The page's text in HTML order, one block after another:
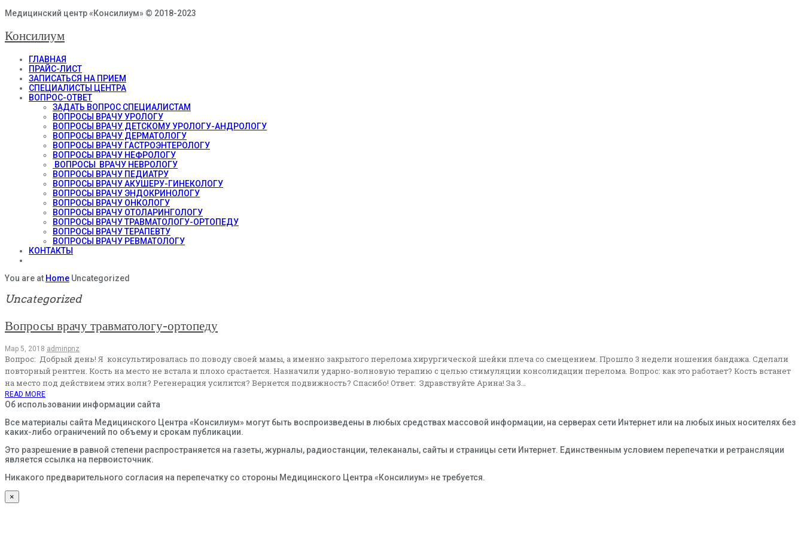
Медицинский центр «Консилиум» © 2018-2023
Консилиум
ГЛАВНАЯ
ПРАЙС-ЛИСТ
ЗАПИСАТЬСЯ НА ПРИЕМ
СПЕЦИАЛИСТЫ ЦЕНТРА
ВОПРОС-ОТВЕТ
ЗАДАТЬ ВОПРОС СПЕЦИАЛИСТАМ
ВОПРОСЫ ВРАЧУ УРОЛОГУ
ВОПРОСЫ ВРАЧУ ДЕТСКОМУ УРОЛОГУ-АНДРОЛОГУ
ВОПРОСЫ ВРАЧУ ДЕРМАТОЛОГУ
ВОПРОСЫ ВРАЧУ ГАСТРОЭНТЕРОЛОГУ
ВОПРОСЫ ВРАЧУ НЕФРОЛОГУ
ВОПРОСЫ ВРАЧУ НЕВРОЛОГУ
ВОПРОСЫ ВРАЧУ ПЕДИАТРУ
ВОПРОСЫ ВРАЧУ АКУШЕРУ-ГИНЕКОЛОГУ
ВОПРОСЫ ВРАЧУ ЭНДОКРИНОЛОГУ
ВОПРОСЫ ВРАЧУ ОНКОЛОГУ
ВОПРОСЫ ВРАЧУ ОТОЛАРИНГОЛОГУ
ВОПРОСЫ ВРАЧУ ТРАВМАТОЛОГУ-ОРТОПЕДУ
ВОПРОСЫ ВРАЧУ ТЕРАПЕВТУ
ВОПРОСЫ ВРАЧУ РЕВМАТОЛОГУ
КОНТАКТЫ
You are at Home Uncategorized
Uncategorized
Вопросы врачу травматологу-ортопеду
Мар 5, 2018 adminpnz
Вопрос: Добрый день! Я консультировалась по поводу своей мамы, а именно закрытого перелома хирургической шейки плеча со смещением. Прошло 3 недели ношения бандажа. Сделали
повторный рентген. Кость на место не встала и плохо срастается. Назначили ударно-волновую терапию с целью стимуляции консолидации перелома. Вопрос: как это работает? Кость встанет
на место под действием этих волн? Регенерация усилится? Вернется подвижность? Спасибо! Ответ: Здравствуйте Арина! За 3…
READ MORE
Об использовании информации сайта
Все материалы сайта Медицинского Центра «Консилиум» могут быть воспроизведены в любых средствах массовой информации, на серверах сети Интернет или на любых иных носителях без
каких-либо ограничений по объему и срокам публикации.
Это разрешение в равной степени распространяется на газеты, журналы, радиостанции, телеканалы, сайты и страницы сети Интернет. Единственным условием перепечатки и ретрансляции
является ссылка на первоисточник.
Никакого предварительного согласия на перепечатку со стороны Медицинского Центра «Консилиум» не требуется.
×